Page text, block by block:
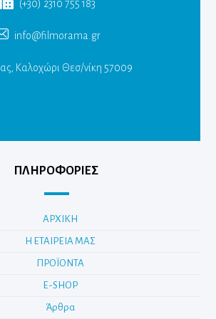
(+30) 2310 755 183
info@filmorama.gr
Καλοχώρι Θεσ/νίκη 57009
ΠΛΗΡΟΦΟΡΙΕΣ
ΑΡΧΙΚΗ
Η ΕΤΑΙΡΕΙΑ ΜΑΣ
ΠΡΟΪΟΝΤΑ
E-SHOP
Άρθρα